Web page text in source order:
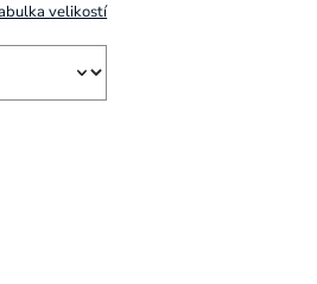
velikostí